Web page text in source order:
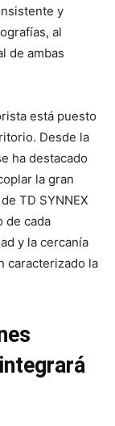
y
al
de ambas
está puesto
Desde la
ha destacado
la gran
TD SYNNEX
de cada
y la cercanía
caracterizado la